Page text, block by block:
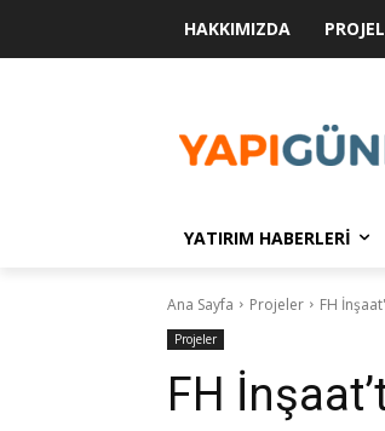
HAKKIMIZDA
YATIRIM HABERLERI
Ana Sayfa Projeler FH
Projeler
FH